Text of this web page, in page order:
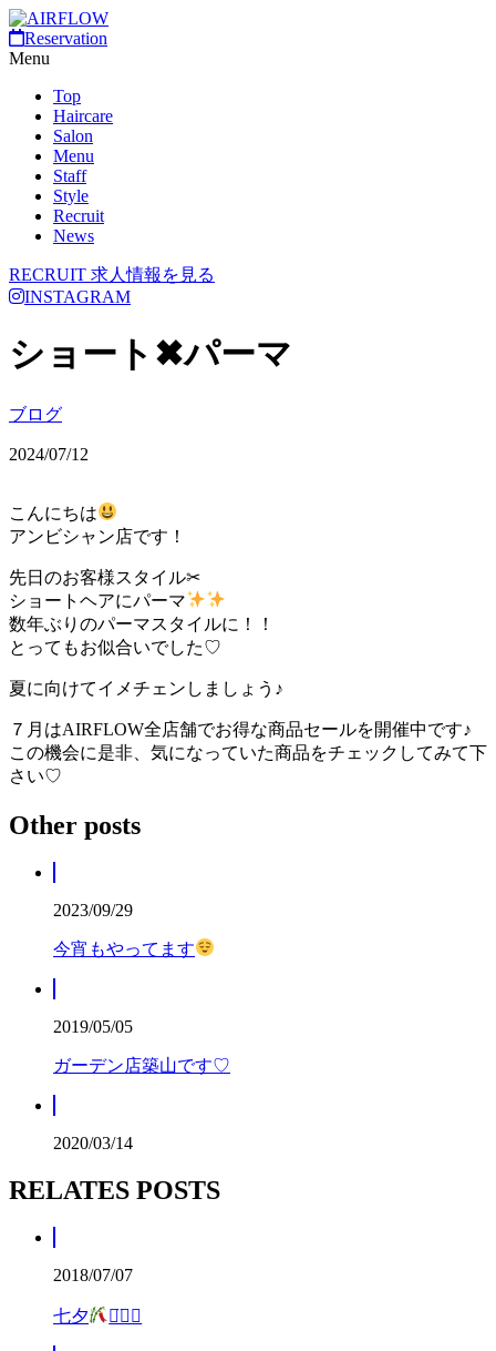
Reservation
Menu
Top
Haircare
Salon
Menu
Staff
Style
Recruit
News
RECRUIT 求人情報を見る
INSTAGRAM
ショート✖︎パーマ
ブログ
2024/07/12
こんにちは
アンビシャン店です！
先日のお客様スタイル✂︎
ショートヘアにパーマ
数年ぶりのパーマスタイルに！！
とってもお似合いでした♡
夏に向けてイメチェンしましょう♪
７月はAIRFLOW全店舗でお得な商品セールを開催中です♪
この機会に是非、気になっていた商品をチェックしてみて下
さい♡
Other posts
2023/09/29
今宵もやってます
2019/05/05
ガーデン店築山です♡
2020/03/14
RELATES POSTS
2018/07/07
七夕 ꒡̈⃝✰︎